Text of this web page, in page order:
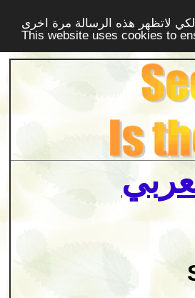
لاتظهر هذه الرسالة مرة اخرى -
This website uses cookies to